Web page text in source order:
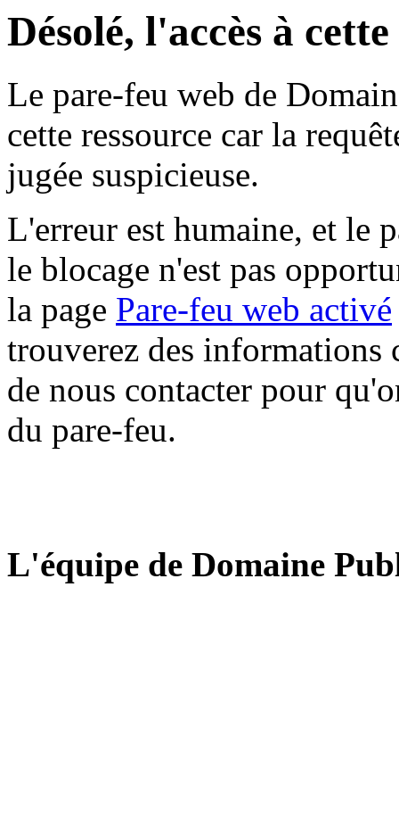
Désolé, l'accès à
Le pare-feu web de
cette ressource car la
jugée suspicieuse.
L'erreur est humaine, et le
le blocage n'est pas
la page Pare-feu web activé
trouverez des informations
de nous contacter pour
du pare-feu.
L'équipe de Domaine